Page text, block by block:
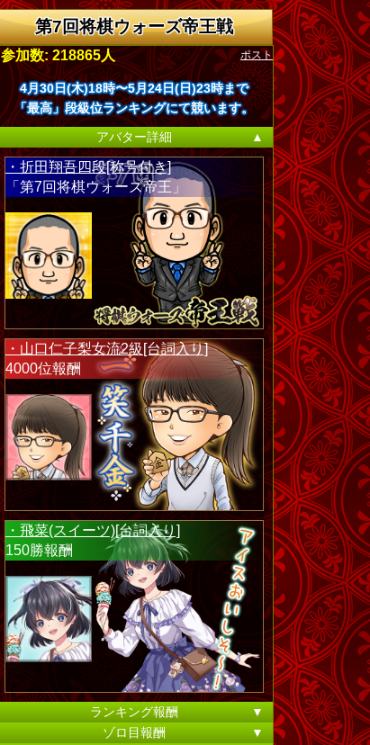
第7回将棋ウォーズ帝王戦
ポスト
参加数: 218865人
4月30日(木)18時〜5月24日(日)23時まで
「最高」段級位ランキングにて競います。
アバター詳細
▲
・折田翔吾四段[称号付き]
「第7回将棋ウォーズ帝王」
・山口仁子梨女流2級[台詞入り]
4000位報酬
・飛菜(スイーツ)[台詞入り]
150勝報酬
ランキング報酬
▼
ゾロ目報酬
▼